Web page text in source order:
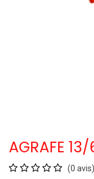
AGRAFE
(0 avis)